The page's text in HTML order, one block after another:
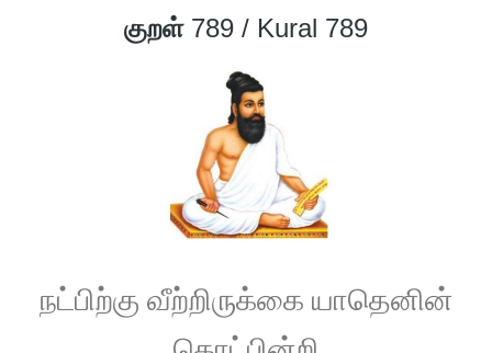
குறள்789 / Kural 789
நட்பிற்கு வீற்றிருக்கை யாதெனின்